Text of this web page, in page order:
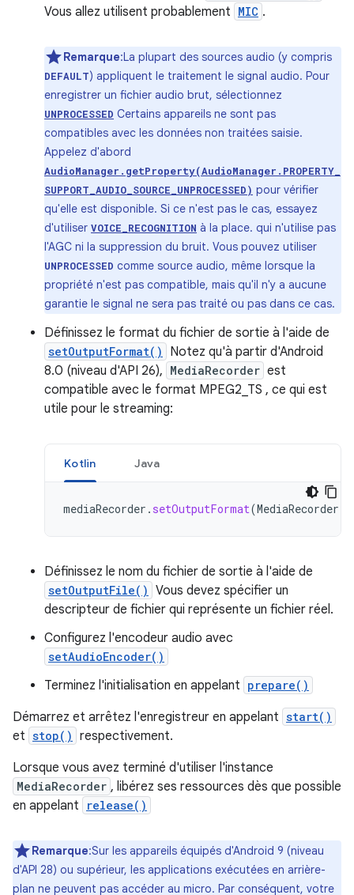
Vous allez utilisent probablement MIC .
Remarque:La plupart des sources audio (y compris
DEFAULT) appliquent le traitement le signal audio. Pour
enregistrer un fichier audio brut, sélectionnez
UNPROCESSED Certains appareils ne sont pas
compatibles avec les données non traitées saisie.
Appelez d'abord
AudioManager.getProperty(AudioManager.PROPERTY_
SUPPORT_AUDIO_SOURCE_UNPROCESSED) pour vérifier
qu'elle est disponible. Si ce n'est pas le cas, essayez
d'utiliser VOICE_RECOGNITION à la place. qui n'utilise pas
l'AGC ni la suppression du bruit. Vous pouvez utiliser
UNPROCESSED comme source audio, même lorsque la
propriété n'est pas compatible, mais qu'il n'y a aucune
garantie le signal ne sera pas traité ou pas dans ce cas.
Définissez le format du fichier de sortie à l'aide de
setOutputFormat()
Notez qu'à partir d'Android
8.0 (niveau d'API 26), MediaRecorder est
compatible avec le format MPEG2_TS , ce qui est
utile pour le streaming:
Kotlin Java
mediaRecorder . setOutputFormat(MediaRecorder
Définissez le nom du fichier de sortie à l'aide de
setOutputFile() Vous devez spécifier un
descripteur de fichier qui représente un fichier réel.
Configurez l'encodeur audio avec
setAudioEncoder()
Terminez l'initialisation en appelant prepare()
Démarrez et arrêtez l'enregistreur en appelant start()
et stop() respectivement.
Lorsque vous avez terminé d'utiliser l'instance
MediaRecorder , libérez ses ressources dès que possible
en appelant
release()
Remarque:Sur les appareils équipés d'Android 9 (niveau
d'API 28) ou supérieur, les applications exécutées en arrière-
plan ne peuvent pas accéder au micro. Par conséquent, votre